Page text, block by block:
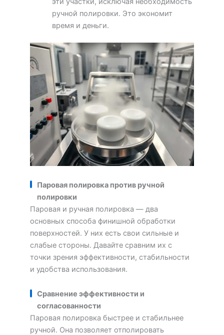
ручной полировки. Это экономит
время и деньги.
Паровая полировка против ручной
полировки
Паровая и ручная полировка — два
основных способа финишной обработки
поверхностей. У них есть свои сильные и
слабые стороны. Давайте сравним их с
точки зрения эффективности, стабильности
и удобства использования.
Сравнение эффективности и
согласованности
Паровая полировка быстрее и стабильнее
ручной. Она позволяет отполировать